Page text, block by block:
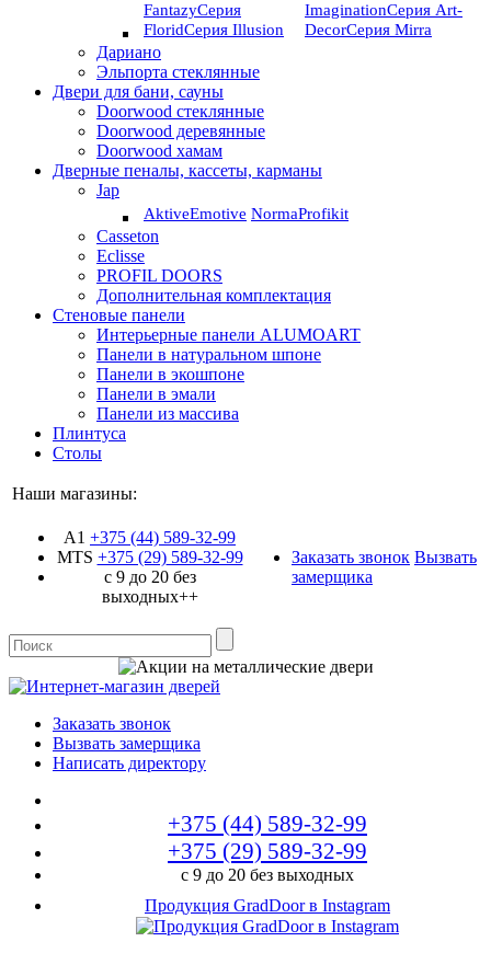
FantazyСерия
FloridСерия Illusion
ImaginationСерия Art-
DeсorСерия Mirra
Дариано
Эльпорта стеклянные
Двери для бани, сауны
Doorwood стеклянные
Doorwood деревянные
Doorwood хамам
Дверные пеналы, кассеты, карманы
Jap
AktiveEmotive NormaProfikit
Casseton
Eclisse
PROFIL DOORS
Дополнительная комплектация
Стеновые панели
Интерьерные панели ALUMOART
Панели в натуральном шпоне
Панели в экошпоне
Панели в эмали
Панели из массива
Плинтуса
Столы
Наши магазины:
A1 +375 (44) 589-32-99
MTS +375 (29)589-32-99
с 9 до 20 без
выходных++
Заказать звонок Вызвать
замерщика
Заказать звонок
Вызвать замерщика
Написать директору
+375 (44) 589-32-99
+375 (29) 589-32-99
с 9 до 20 без выходных
Продукция GradDoor в Instagram